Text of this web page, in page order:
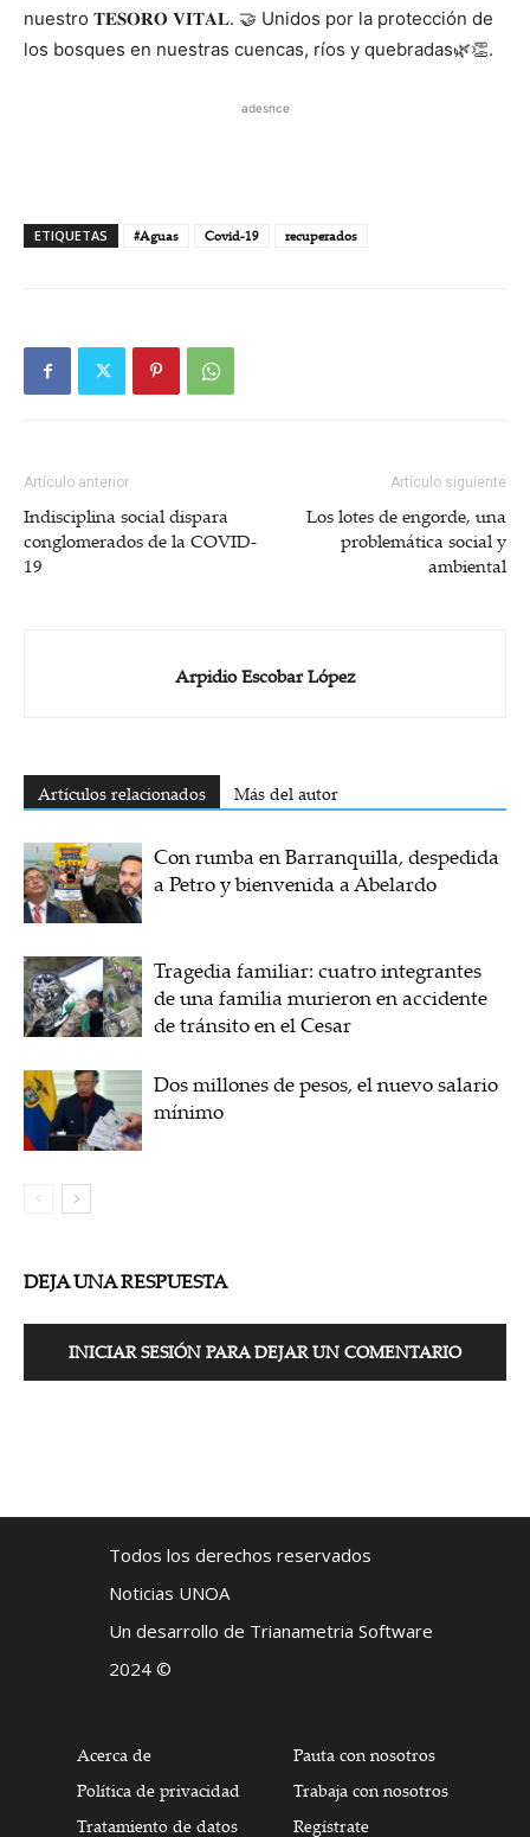
nuestro 𝐓𝐄𝐒𝐎𝐑𝐎 𝐕𝐈𝐓𝐀𝐋. 🤝 Unidos por la protección de
los bosques en nuestras cuencas, ríos y quebradas🌿👏.
adesnce
ETIQUETAS #Aguas Covid-19 recuperados
Artículo anterior
Indisciplina social dispara
conglomerados de la COVID-
19
Artículo siguiente
Los lotes de engorde, una
problemática social y
ambiental
Arpidio Escobar López
Artículos relacionados Más del autor
Con rumba en Barranquilla, despedida
a Petro y bienvenida a Abelardo
Tragedia familiar: cuatro integrantes
de una familia murieron en accidente
de tránsito en el Cesar
Dos millones de pesos, el nuevo salario
mínimo
DEJA UNA RESPUESTA
INICIAR SESIÓN PARA DEJAR UN COMENTARIO
Todos los derechos reservados
Noticias UNOA
Un desarrollo de Trianametria Software
2024 ©
Acerca de
Política de privacidad
Tratamiento de datos
Pauta con nosotros
Trabaja con nosotros
Regístrate